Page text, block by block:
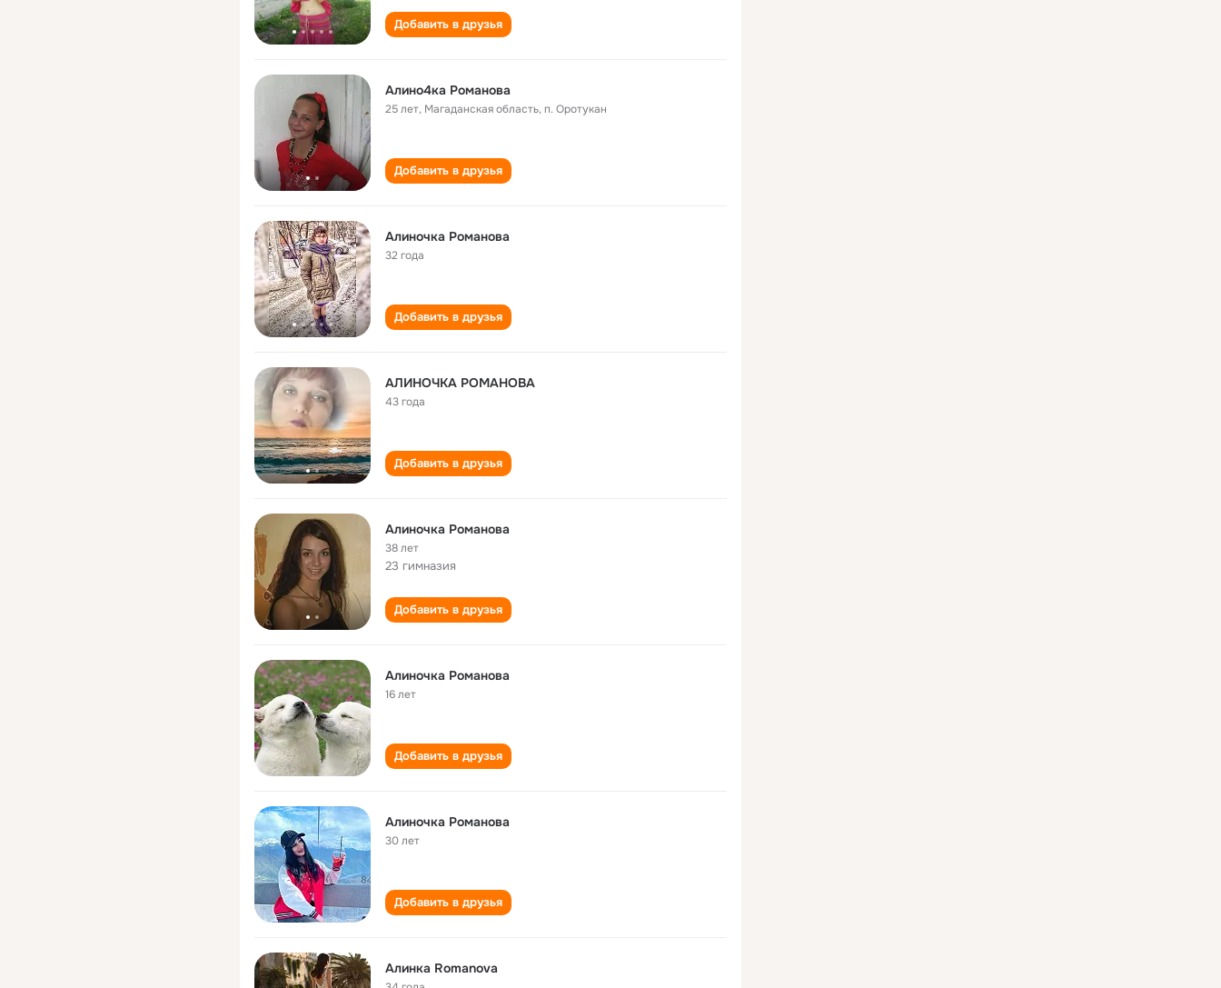
Добавить в друзья
Алино4ка Романова
25 лет, Магаданская область, п. Оротукан
Добавить в друзья
Алиночка Романова
32 года
Добавить в друзья
АЛИНОЧКА РОМАНОВА
43 года
Добавить в друзья
Алиночка Романова
38 лет
23 гимназия
Добавить в друзья
Алиночка Романова
16 лет
Добавить в друзья
Алиночка Романова
30 лет
Добавить в друзья
Алинка Romanova